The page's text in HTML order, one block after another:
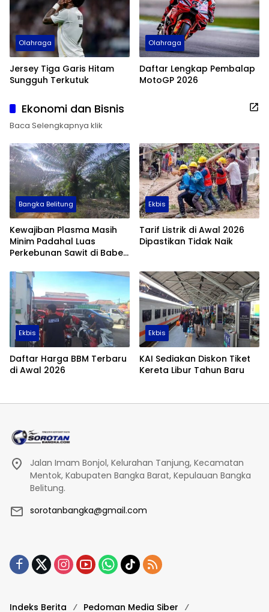
Olahraga
Jersey Tiga Garis Hitam
Sungguh Terkutuk
Olahraga
Daftar Lengkap Pembalap
MotoGP 2026
Ekonomi dan Bisnis
Baca Selengkapnya klik
Bangka Belitung
Kewajiban Plasma Masih
Minim Padahal Luas
Perkebunan Sawit di Babel
Ekbis
Tarif Listrik di Awal 2026
Dipastikan Tidak Naik
Ekbis
Daftar Harga BBM Terbaru
di Awal 2026
Ekbis
KAI Sediakan Diskon Tiket
Kereta Libur Tahun Baru
Jalan Imam Bonjol, Kelurahan Tanjung, Kecamatan
Mentok, Kabupaten Bangka Barat, Kepulauan Bangka
Belitung.
sorotanbangka@gmail.com
Indeks Berita Pedoman Media Siber